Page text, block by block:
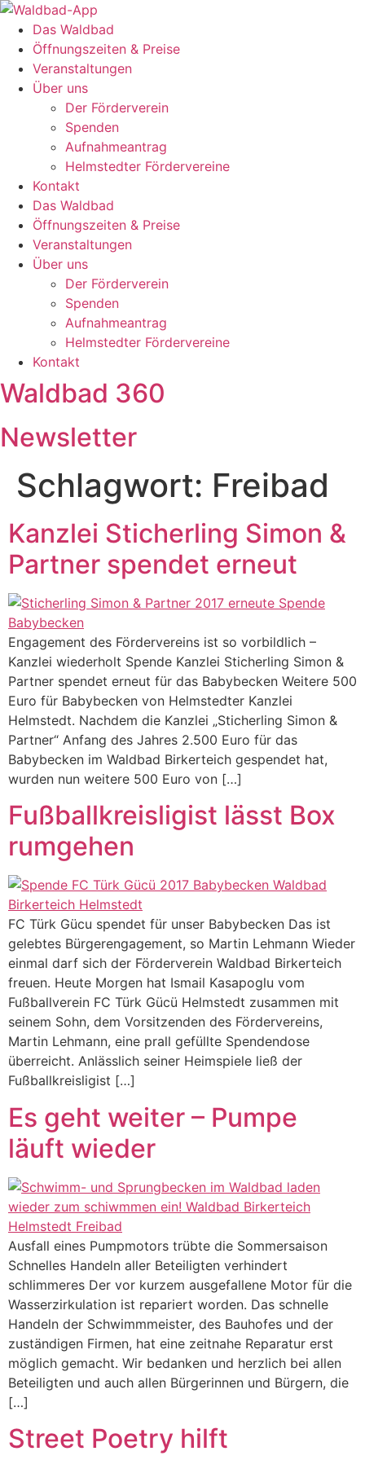
Zum
Inhalt
springen
Das Waldbad
Öffnungszeiten & Preise
Veranstaltungen
Über uns
Der Förderverein
Spenden
Aufnahmeantrag
Helmstedter Fördervereine
Kontakt
Das Waldbad
Öffnungszeiten & Preise
Veranstaltungen
Über uns
Der Förderverein
Spenden
Aufnahmeantrag
Helmstedter Fördervereine
Kontakt
Waldbad 360
Newsletter
Schlagwort: Freibad
Kanzlei Sticherling Simon &
Partner spendet erneut
Engagement des Fördervereins ist so vorbildlich –
Kanzlei wiederholt Spende Kanzlei Sticherling Simon &
Partner spendet erneut für das Babybecken Weitere 500
Euro für Babybecken von Helmstedter Kanzlei
Helmstedt. Nachdem die Kanzlei „Sticherling Simon &
Partner“ Anfang des Jahres 2.500 Euro für das
Babybecken im Waldbad Birkerteich gespendet hat,
wurden nun weitere 500 Euro von […]
Fußballkreisligist lässt Box
rumgehen
FC Türk Gücu spendet für unser Babybecken Das ist
gelebtes Bürgerengagement, so Martin Lehmann Wieder
einmal darf sich der Förderverein Waldbad Birkerteich
freuen. Heute Morgen hat Ismail Kasapoglu vom
Fußballverein FC Türk Gücü Helmstedt zusammen mit
seinem Sohn, dem Vorsitzenden des Fördervereins,
Martin Lehmann, eine prall gefüllte Spendendose
überreicht. Anlässlich seiner Heimspiele ließ der
Fußballkreisligist […]
Es geht weiter – Pumpe
läuft wieder
Ausfall eines Pumpmotors trübte die Sommersaison
Schnelles Handeln aller Beteiligten verhindert
schlimmeres Der vor kurzem ausgefallene Motor für die
Wasserzirkulation ist repariert worden. Das schnelle
Handeln der Schwimmmeister, des Bauhofes und der
zuständigen Firmen, hat eine zeitnahe Reparatur erst
möglich gemacht. Wir bedanken und herzlich bei allen
Beteiligten und auch allen Bürgerinnen und Bürgern, die
[…]
Street Poetry hilft